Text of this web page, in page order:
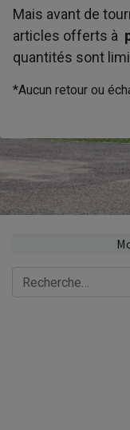
Mais avant de
articles offerts à
quantités sont
*Aucun retour ou